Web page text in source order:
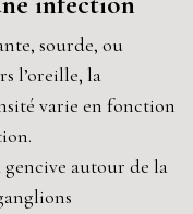
sourde, ou
l’oreille, la
varie en fonction
autour de la